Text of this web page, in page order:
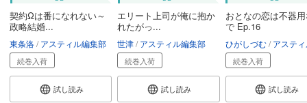
契約Ωは番になれない～
政略結婚...
東条洛 アスティル編集部
続巻入荷
試し読み
エリート上司が俺に抱か
れたがっ...
世津 アスティル編集部
続巻入荷
試し読み
おとなの恋は不器
で Ep.16
ひがしづむ アスティル編
続巻入荷
試し読み